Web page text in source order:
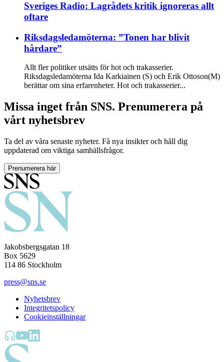
Sveriges Radio: Lagrådets kritik ignoreras allt
oftare
Riksdagsledamöterna: ”Tonen har blivit
hårdare”
Allt fler politiker utsätts för hot och trakasserier.
Riksdagsledamöterna Ida Karkiainen (S) och Erik Ottoson(M)
berättar om sina erfarenheter. Hot och trakasserier...
Missa inget från SNS. Prenumerera på
vårt nyhetsbrev
Ta del av våra senaste nyheter. Få nya insikter och håll dig
uppdaterad om viktiga samhällsfrågor.
Prenumerera här
Jakobsbergsgatan 18
Box 5629
114 86 Stockholm
press@sns.se
Nyhetsbrev
Integritetspolicy
Cookieinställningar